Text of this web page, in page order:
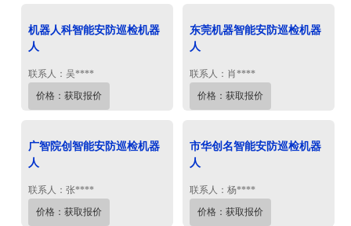
机器人科智能安防巡检机器
人
联系人：吴****
价格：获取报价
东莞机器智能安防巡检机器
人
联系人：肖****
价格：获取报价
广智院创智能安防巡检机器
人
联系人：张****
价格：获取报价
市华创名智能安防巡检机器
人
联系人：杨****
价格：获取报价